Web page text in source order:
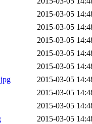
2015-03-05
2015-03-05
2015-03-05
2015-03-05
2015-03-05
2015-03-05
2015-03-05
2015-03-05
2015-03-05